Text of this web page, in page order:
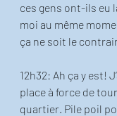
ces gens ont-ils eu
moi au même
ça ne soit le
12h32: Ah ça y est!
place à force de
quartier. Pile poil